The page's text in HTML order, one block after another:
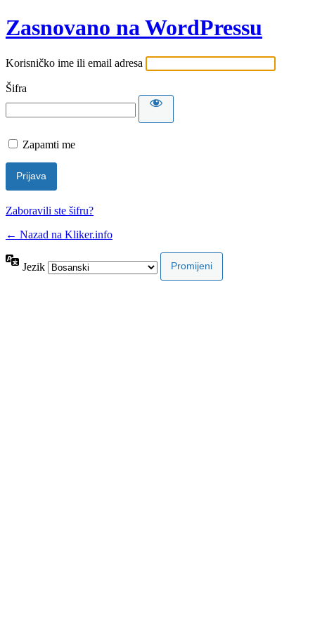
Zasnovano na WordPressu
Korisničko ime ili email adresa
Šifra
Zapamti me
Zaboravili ste šifru?
← Nazad na Kliker.info
Jezik